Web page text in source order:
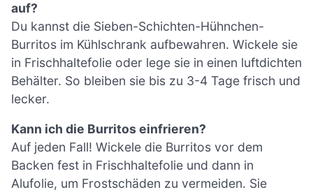
auf?
Du kannst die Sieben-Schichten-Hühnchen-
Burritos im Kühlschrank aufbewahren. Wickele sie
in Frischhaltefolie oder lege sie in einen luftdichten
Behälter. So bleiben sie bis zu 3-4 Tage frisch und
lecker.
Kann ich die Burritos einfrieren?
Auf jeden Fall! Wickele die Burritos vor dem
Backen fest in Frischhaltefolie und dann in
Alufolie, um Frostschäden zu vermeiden. Sie